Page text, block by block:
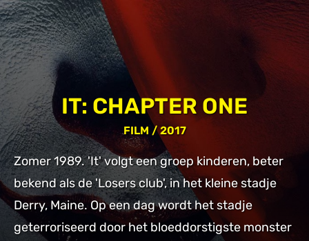
IT: CHAPTER ONE
FILM / 2017
Zomer 1989. 'It' volgt een groep kinderen, beter
bekend als de 'Losers club', in het kleine stadje
Derry, Maine. Op een dag wordt het stadje
geterroriseerd door het bloeddorstigste monster